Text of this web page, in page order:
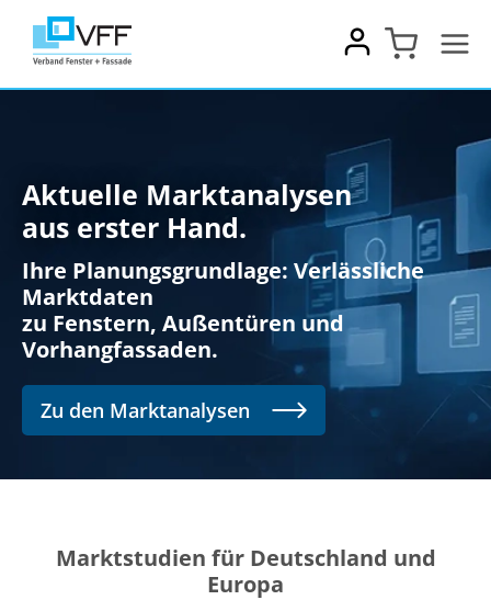
Inhalt
springen
Aktuelle Marktanalysen
aus erster Hand.
Ihre Planungsgrundlage: Verlässliche
Marktdaten
zu Fenstern, Außentüren und
Vorhangfassaden.
Zu den Marktanalysen
Marktstudien für Deutschland und
Europa